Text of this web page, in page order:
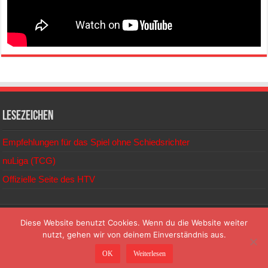
Lesezeichen
Empfehlungen für das Spiel ohne Schiedsrichter
nuLiga (TCG)
Offizielle Seite des HTV
© 2026
TC Gersprenztal Reinheim e.V. | Mühlstraße | 64354 Reinheim |
Diese Website benutzt Cookies. Wenn du die Website weiter
nutzt, gehen wir von deinem Einverständnis aus.
OK Weiterlesen